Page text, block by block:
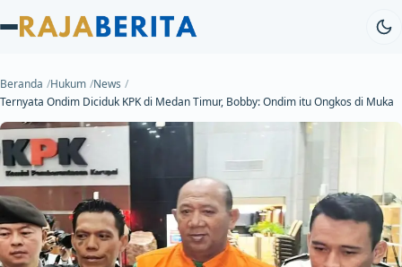
Beranda Hukum News
Ternyata Ondim Diciduk KPK di Medan Timur, Bobby: Ondim itu Ongkos di Muka